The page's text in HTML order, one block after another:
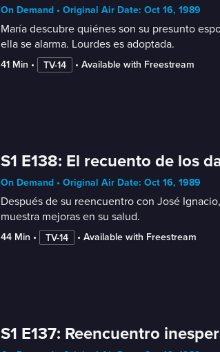
On Demand • Original Air Date: Oct 16, 1989
María descubre quiénes son su presunto
ella se alarma. Lourdes es adoptada.
41 Min • TV-14 • Available with Freestream
S1 E138: El recuento de los
On Demand • Original Air Date: Oct 16, 1989
Después de su reencuentro con José
muestra mejoras en su salud.
44 Min • TV-14 • Available with Freestream
S1 E137: Reencuentro